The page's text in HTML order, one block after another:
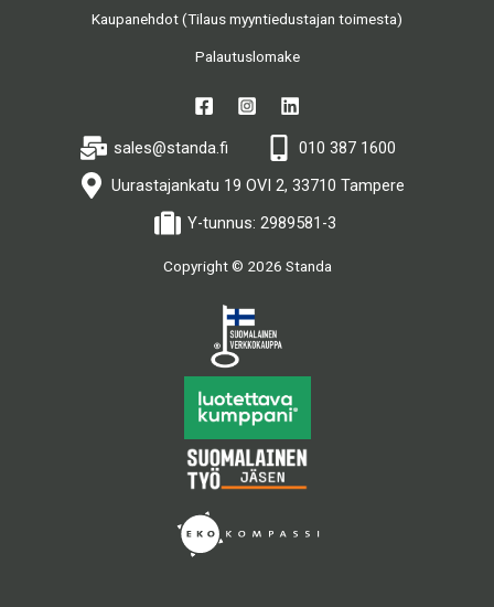
Kaupanehdot (Tilaus myyntiedustajan toimesta)
Palautuslomake
sales@standa.fi
010 387 1600
Uurastajankatu 19 OVI 2, 33710 Tampere
Y-tunnus: 2989581-3
Copyright © 2026 Standa